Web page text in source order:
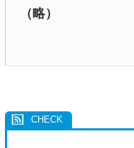
（略）